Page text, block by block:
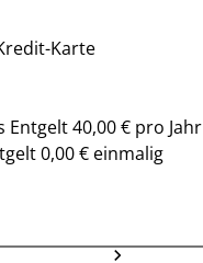
Karte
Entgelt 40,00 € pro Jahr
0,00 € einmalig